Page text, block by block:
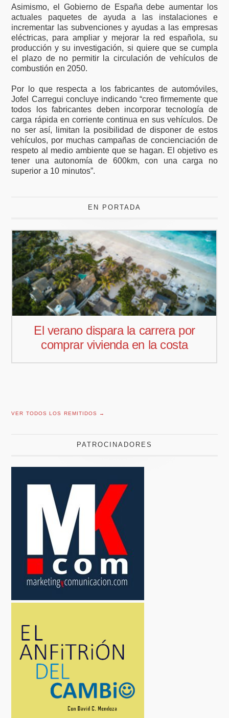
Asimismo, el Gobierno de España debe aumentar los
actuales paquetes de ayuda a las instalaciones e
incrementar las subvenciones y ayudas a las empresas
eléctricas, para ampliar y mejorar la red española, su
producción y su investigación, si quiere que se cumpla
el plazo de no permitir la circulación de vehículos de
combustión en 2050.
Por lo que respecta a los fabricantes de automóviles,
Jofel Carregui concluye indicando “creo firmemente que
todos los fabricantes deben incorporar tecnología de
carga rápida en corriente continua en sus vehículos. De
no ser así, limitan la posibilidad de disponer de estos
vehículos, por muchas campañas de concienciación de
respeto al medio ambiente que se hagan. El objetivo es
tener una autonomía de 600km, con una carga no
superior a 10 minutos”.
EN PORTADA
Pedro Aguiar nuevo responsable
comercial para Offcoustic Iberia
VER TODOS LOS REMITIDOS →
PATROCINADORES